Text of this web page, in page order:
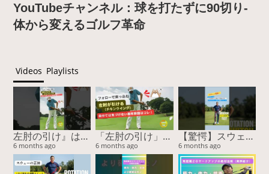
YouTubeチャンネル：球を打たずに90切り-
体から変えるゴルフ革命
Videos Playlists
左肘の引け』は胸で治る！スイング激変の2nd外旋スイッチ #ゴルフスイング #左肘の引け #チキンウィング #2nd外旋 #ゴルフ上達
6 months ago
「左肘の引け」の正体は2nd外旋のロック！フォローで突っ込む原因を『胸』で治す
6 months ago
【驚愕】スウェー改善の鍵は『膝』だった！3cmで激変する魔法のスイッチ #ゴルフスイング #スウェー改善 #ゴルフ上達 #youtubeショート #山本由伸 #BODYTIPSゴルフ
6 months ago